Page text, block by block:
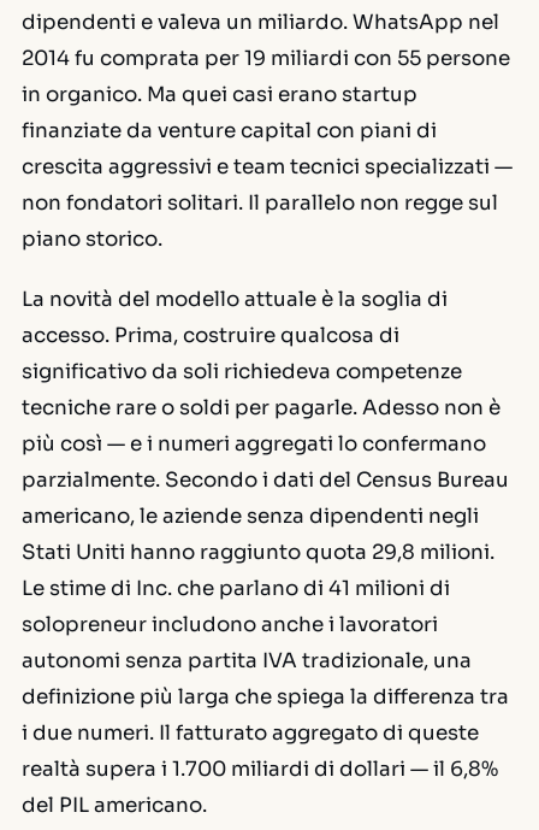
dipendenti e valeva un miliardo. WhatsApp nel
2014 fu comprata per 19 miliardi con 55 persone
in organico. Ma quei casi erano startup
finanziate da venture capital con piani di
crescita aggressivi e team tecnici specializzati —
non fondatori solitari. Il parallelo non regge sul
piano storico.
La novità del modello attuale è la soglia di
accesso. Prima, costruire qualcosa di
significativo da soli richiedeva competenze
tecniche rare o soldi per pagarle. Adesso non è
più così — e i numeri aggregati lo confermano
parzialmente. Secondo i dati del Census Bureau
americano, le aziende senza dipendenti negli
Stati Uniti hanno raggiunto quota 29,8 milioni.
Le stime di Inc.che parlano di 41 milioni di
solopreneur includono anche i lavoratori
autonomi senza partita IVA tradizionale, una
definizione più larga che spiega la differenza tra
i due numeri. Il fatturato aggregato di queste
realtà supera i 1.700 miliardi di dollari — il 6,8%
del PIL americano.